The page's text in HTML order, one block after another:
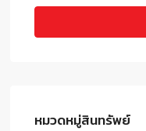
หมวดหมู่สินทรัพย์